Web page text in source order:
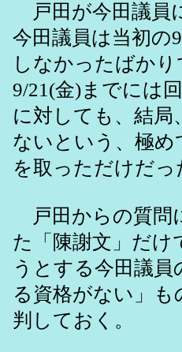
戸田が今田議員
今田議員は当初の
しなかったばか
9/21(金)までには
に対しても、結局
ないという、極め
を取っただけだっ
戸田からの質問
た「陳謝文」だけ
うとする今田議
る資格がない」
判しておく。